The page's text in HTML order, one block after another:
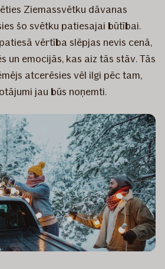
Ziemassvētku dāvanas
šo svētku patiesajai būtībai.
vērtība slēpjas nevis cenā,
un emocijās, kas aiz tās stāv. Tās
atcerēsies vēl ilgi pēc tam,
jau būs noņemti.